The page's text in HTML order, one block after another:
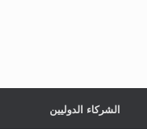
الشركاء الدوليين